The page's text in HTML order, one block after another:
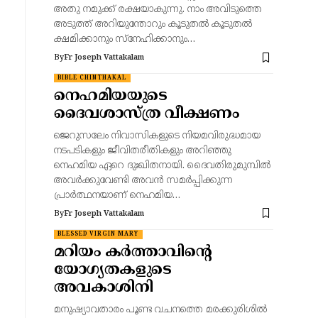
അതു നമുക്ക് രക്ഷയാകുന്നു. നാം അവിടുത്തെ
അടുത്ത് അറിയുന്തോറും കൂടുതൽ കൂടുതൽ
ക്ഷമിക്കാനും സ്നേഹിക്കാനും…
ByFr Joseph Vattakalam
BIBLE CHINTHAKAL
നെഹമിയയുടെ
ദൈവശാസ്ത്ര വീക്ഷണം
ജെറുസലേം നിവാസികളുടെ നിയമവിരുദ്ധമായ
നടപടികളും ജീവിതരീതികളും അറിഞ്ഞു
നെഹമിയ ഏറെ ദുഃഖിതനായി. ദൈവതിരുമുമ്പിൽ
അവർക്കുവേണ്ടി അവൻ സമർപ്പിക്കുന്ന
പ്രാർത്ഥനയാണ് നെഹമിയ…
ByFr Joseph Vattakalam
BLESSED VIRGIN MARY
മറിയം കർത്താവിന്റെ
യോഗ്യതകളുടെ
അവകാശിനി
മനുഷ്യാവതാരം പൂണ്ട വചനത്തെ മരക്കുരിശിൽ